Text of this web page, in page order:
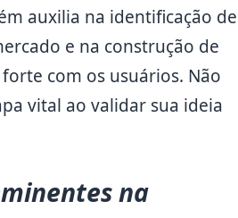
auxilia na identificação de
e na construção de
com os usuários. Não
vital ao validar sua ideia
na